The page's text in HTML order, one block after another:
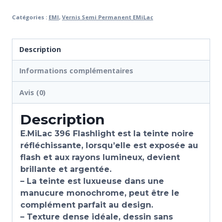
Catégories : EMI, Vernis Semi Permanent EMiLac
Description
Informations complémentaires
Avis (0)
Description
E.MiLac 396 Flashlight est la teinte noire
réfléchissante, lorsqu’elle est exposée au
flash et aux rayons lumineux, devient
brillante et argentée.
– La teinte est luxueuse dans une
manucure monochrome, peut être le
complément parfait au design.
– Texture dense idéale, dessin sans